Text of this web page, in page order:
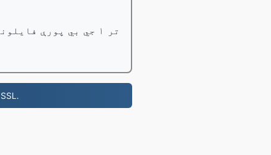
تر ۱ جي بي پورې فایلونه وړیا بدل کړئ، مسلکي کاروونکي کولی شي تر ۱۰۰ جي بي پورې فایلونه بدل کړي؛
- په هر ډومین کې وړیا د WHOIS محرمیت، DNS او SSL.